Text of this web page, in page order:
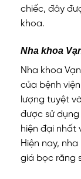
chiếc, đây
khoa.
Nha khoa
Nha khoa
của bệnh
lượng tuyệt
được sử
hiện đại nhất
Hiện nay,
giá bọc răng